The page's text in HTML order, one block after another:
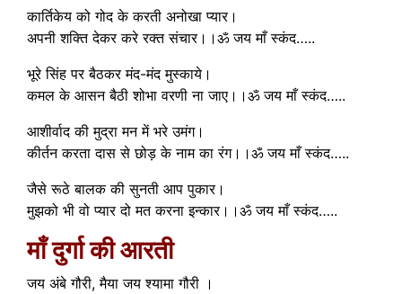
कार्तिकेय को गोद के करती अनोखा प्यार।
अपनी शक्ति देकर करे रक्त संचार।।ॐ जय माँ स्कंद…..
भूरे सिंह पर बैठकर मंद-मंद मुस्काये।
कमल के आसन बैठी शोभा वरणी ना जाए।।ॐ जय माँ स्कंद…..
आशीर्वाद की मुद्रा मन में भरे उमंग।
कीर्तन करता दास से छोड़ के नाम का रंग।।ॐ जय माँ स्कंद…..
जैसे रूठे बालक की सुनती आप पुकार।
मुझको भी वो प्यार दो मत करना इन्कार।।ॐ जय माँ स्कंद…..
माँ दुर्गा की आरती
जय अंबे गौरी, मैया जय श्यामा गौरी ।